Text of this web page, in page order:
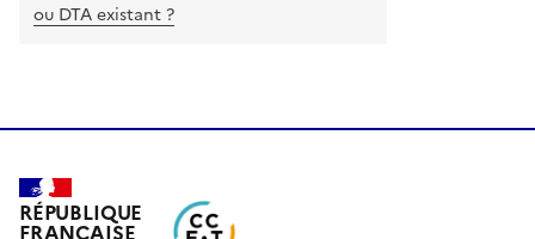
ou DTA existant ?
RÉPUBLIQUE